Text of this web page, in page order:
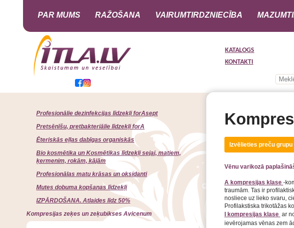
KATALOGS
KONTAKTI
PAR MUMS RAŽOŠANA VAIRUMTIRDZNIECĪBA
Izvēlieties preču grupu
Vēnu varikozā
A kompresijas klase -
traumām. Tas ir
nosliece uz lieko svaru,
Profilakstiska trikotāžas
I kompresijas klase ar
ievērojamas vēnas zem
Profesionālie dezinfekcijas līdzekļi forAsept
Pretsēnīšu, pretbakteriālie līdzekļi forA
Ēteriskās eļļas dabīgas organiskās
Bio kosmētika un Kosmētikas līdzekļi sejai, matiem,
ķermenim, rokām, kājām
Profesionālas matu krāsas un oksidanti
Mutes dobuma kopšanas līdzekļi
IZPĀRDOŠANA. Atlaides līdz 50%
Kompresijas zeķes un zeķubikses Avicenum